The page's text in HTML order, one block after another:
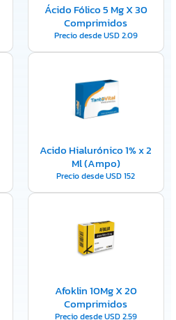
Ácido Fólico 5 Mg X 30
Comprimidos
Precio desdeUSD2.09
Acido Hialurónico 1% x 2
Ml (Ampo)
Precio desdeUSD152
Afoklin 10Mg X 20
Comprimidos
Precio desdeUSD2.59